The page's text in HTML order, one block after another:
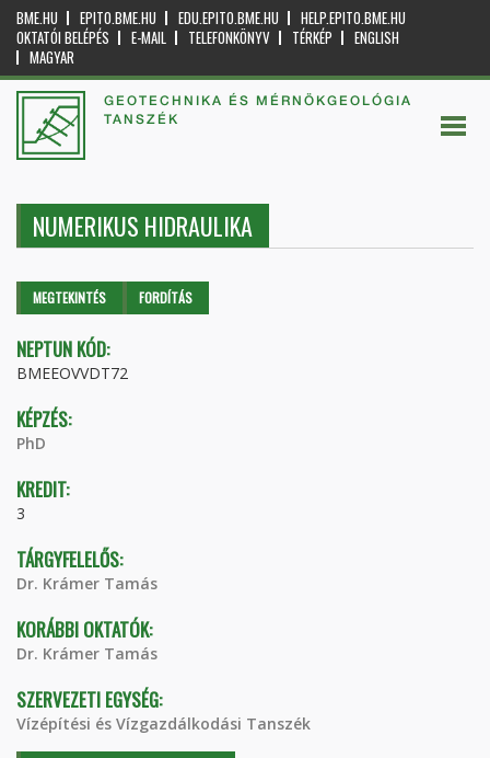
BME.HU EPITO.BME.HU EDU.EPITO.BME.HU
HELP.EPITO.BME.HU
OKTATÓI BELÉPÉS
E-MAIL TELEFONKÖNYV TÉRKÉP
ENGLISH
MAGYAR
GEOTECHNIKA ÉS MÉRNÖKGEOLÓGIA
TANSZÉK
NUMERIKUS HIDRAULIKA
Elsődleges fülek
MEGTEKINTÉS (AKTÍVFORDÍTÁS
NEPTUN KÓD:
BMEEOVVDT72
KÉPZÉS:
PhD
KREDIT:
3
TÁRGYFELELŐS:
Dr. Krámer Tamás
KORÁBBI OKTATÓK:
Dr. Krámer Tamás
SZERVEZETI EGYSÉG:
Vízépítési és Vízgazdálkodási Tanszék